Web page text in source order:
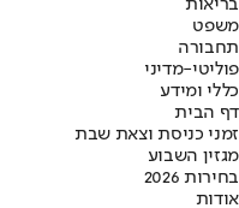
בריאות
משפט
תחבורה
פוליטי-מדיני
כללי ומידע
דף הבית
זמני כניסת וצאת שבת
מגזין השבוע
בחירות 2026
אודות